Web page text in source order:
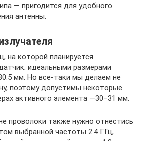
— пригодится для удобного
антенны.
на которой планируется
идеальными размерами
мм. Но все-таки мы делаем не
поэтому допустимы некоторые
активного элемента —30–31 мм.
проволоки также нужно отнестись
выбранной частоты 2.4 ГГц,